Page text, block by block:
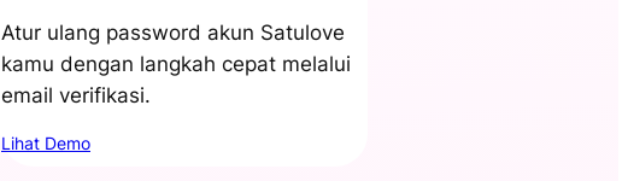
Atur ulang password akun Satulove
kamu dengan langkah cepat melalui
email verifikasi.
Lihat Demo